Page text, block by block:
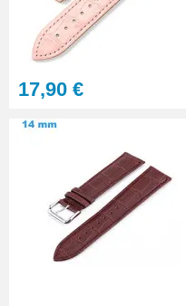
Gros
7,90 €
Outil
17,90 €